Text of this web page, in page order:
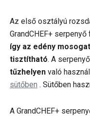
Az első osztályú
GrandCHEF+ serpenyő
így az edény
tisztítható. A
tűzhelyen való
sütőben . Sütőben
A GrandCHEF+